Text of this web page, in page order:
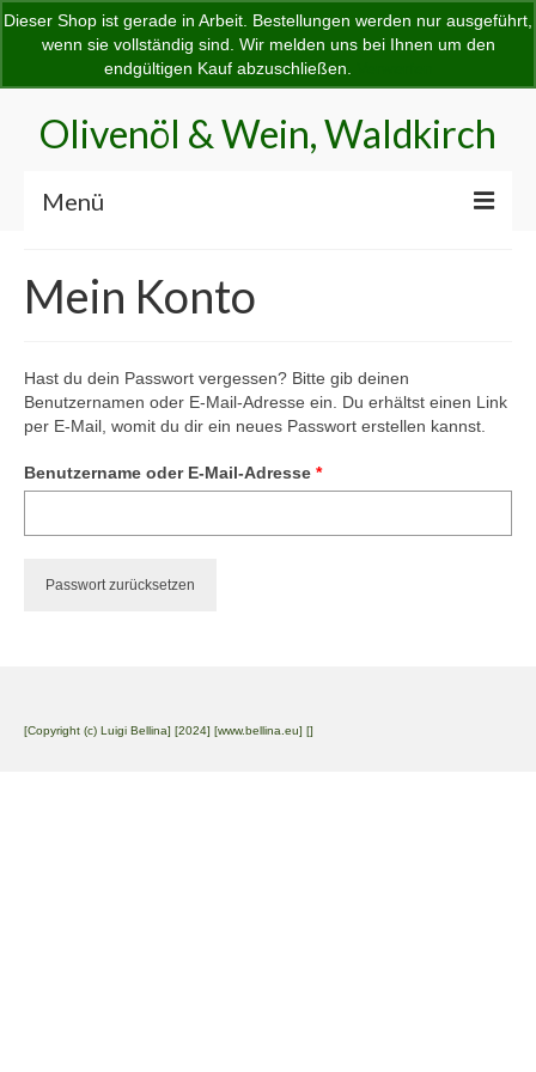
Dieser Shop ist gerade in Arbeit. Bestellungen werden nur ausgeführt,
wenn sie vollständig sind. Wir melden uns bei Ihnen um den
endgültigen Kauf abzuschließen.
Home Startseite Shop Dein Warenkorb- 0,00€
Suchen
nach:
Olivenöl & Wein, Waldkirch
Menü
Startseite
Mein Konto
Mein Konto
Hast du dein Passwort vergessen? Bitte gib deinen
Benutzernamen oder E-Mail-Adresse ein. Du erhältst einen Link
per E-Mail, womit du dir ein neues Passwort erstellen kannst.
Benutzername oder E-Mail-Adresse *Erforderlich
Passwort zurücksetzen
[Copyright (c) Luigi Bellina] [2024] [www.bellina.eu] []